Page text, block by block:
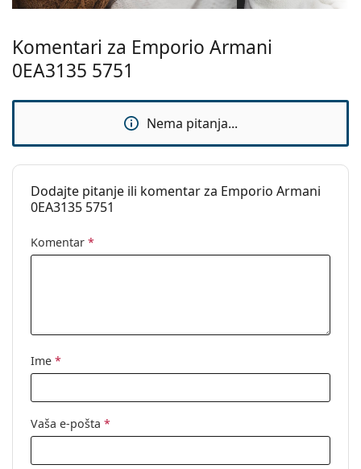
upute za uporabu.
Komentari za Emporio Armani
0EA3135 5751
Nema pitanja...
Dodajte pitanje ili komentar za Emporio Armani
0EA3135 5751
Komentar *
Ime *
Vaša e-pošta *